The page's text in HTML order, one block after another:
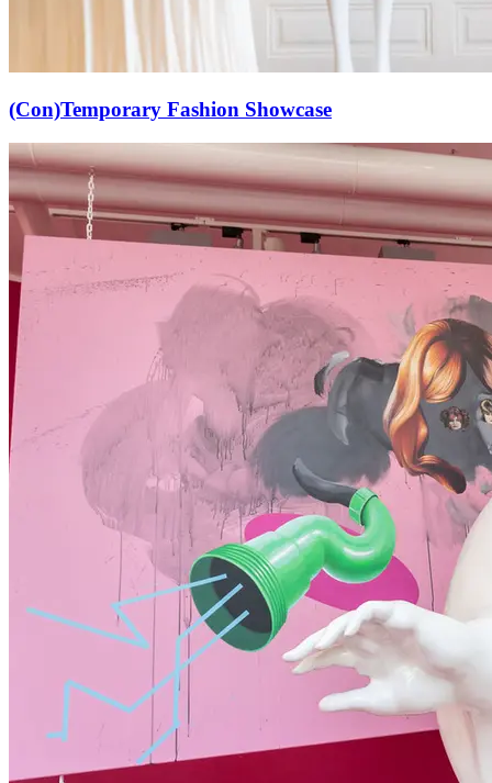
(Con)Temporary Fashion Showcase